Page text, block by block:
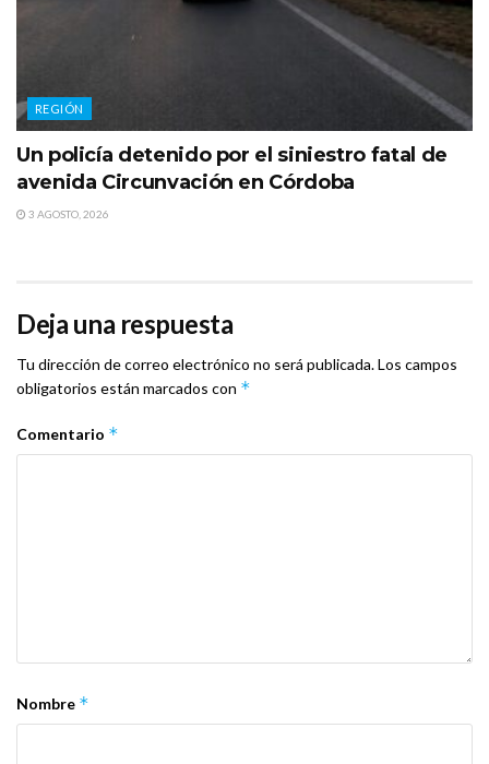
REGIÓN
Un policía detenido por el siniestro fatal de
avenida Circunvación en Córdoba
3 AGOSTO, 2026
Deja una respuesta
Tu dirección de correo electrónico no será publicada.Los campos
obligatorios están marcados con *
Comentario *
Nombre *